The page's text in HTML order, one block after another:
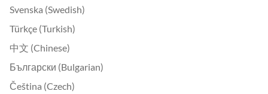
Svenska (Swedish)
Türkçe (Turkish)
中文 (Chinese)
Български (Bulgarian)
Čeština (Czech)